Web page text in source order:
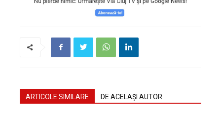
ARTICOLE SIMILARE DE ACELAȘI AUTOR